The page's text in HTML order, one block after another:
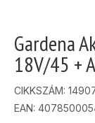
Gardena
18V/45 +
CIKKSZÁM:
EAN: